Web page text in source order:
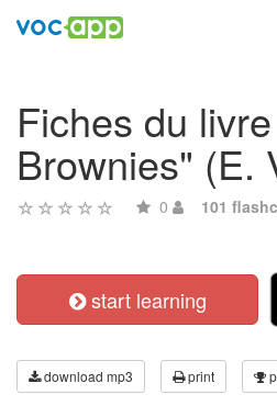
Fiches du
Brownies" (E.
0 101
start learning
download mp3 print